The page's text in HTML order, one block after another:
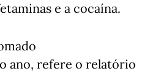
e a cocaína.
ano, refere o relatório